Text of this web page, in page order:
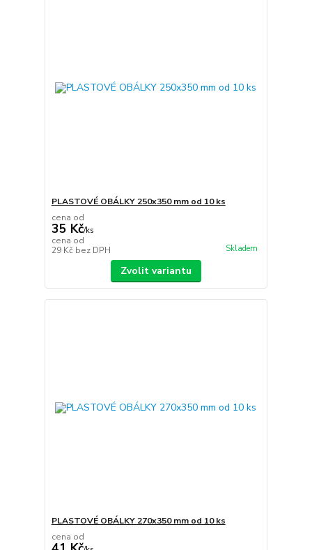
PLASTOVÉ OBÁLKY 250x350 mm od 10 ks
cena od
35 Kč/ks
cena od
29 Kč bez DPH Skladem
Zvolit variantu
PLASTOVÉ OBÁLKY 270x350 mm od 10 ks
cena od